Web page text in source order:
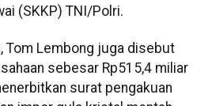
(SKKP) TNI/Polri.
Tom Lembong juga disebut
sebesar Rp515,4 miliar
surat pengakuan